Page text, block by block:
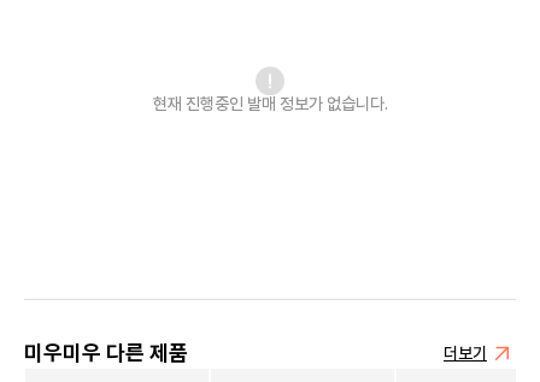
현재 진행중인 발매 정보가 없습니다.
미우미우 다른 제품 더보기